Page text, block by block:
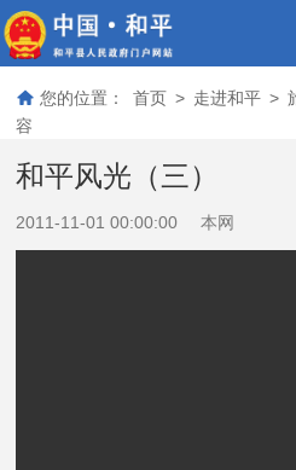
您的位置： 首页 > 走进和平 >
容
和平风光（三）
2011-11-01 00:00:00 本网